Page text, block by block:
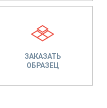
ЗАКАЗАТЬ
ОБРАЗЕЦ